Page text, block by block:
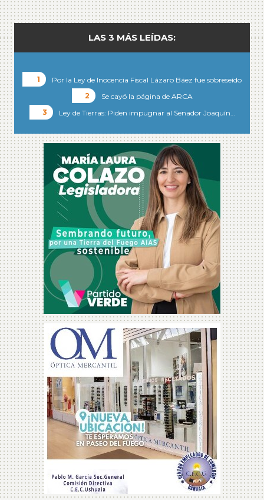
LAS 3 MÁS LEÍDAS:
Por la Ley de Inocencia Fiscal Lázaro Báez fue sobreseído
Se cayó la página de ARCA
Ley de Tierras: Piden impugnar al Senador Joaquín…